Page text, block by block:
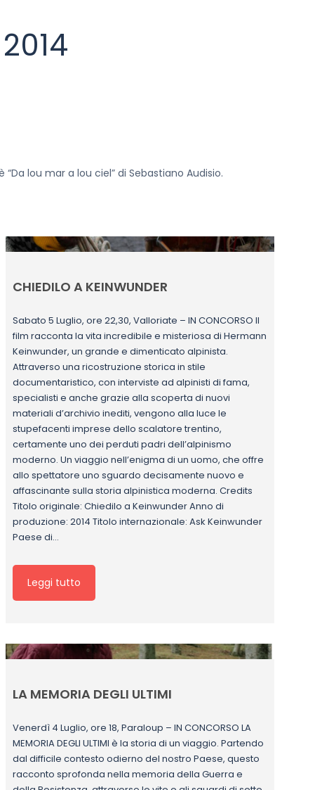
lou mar a lou ciel” di Sebastiano Audisio.
CHIEDILO A KEINWUNDER
Sabato 5 Luglio, ore 22,30, Valloriate – IN CONCORSO Il
film racconta la vita incredibile e misteriosa di Hermann
Keinwunder, un grande e dimenticato alpinista.
Attraverso una ricostruzione storica in stile
documentaristico, con interviste ad alpinisti di fama,
specialisti e anche grazie alla scoperta di nuovi
materiali d’archivio inediti, vengono alla luce le
stupefacenti imprese dello scalatore trentino,
certamente uno dei perduti padri dell’alpinismo
moderno. Un viaggio nell’enigma di un uomo, che offre
allo spettatore uno sguardo decisamente nuovo e
affascinante sulla storia alpinistica moderna. Credits
Titolo originale: Chiedilo a Keinwunder Anno di
produzione: 2014 Titolo internazionale: Ask Keinwunder
Paese di…
Leggi tutto
LA MEMORIA DEGLI ULTIMI
Venerdì 4 Luglio, ore 18, Paraloup – IN CONCORSO LA
MEMORIA DEGLI ULTIMI è la storia di un viaggio. Partendo
dal difficile contesto odierno del nostro Paese, questo
racconto sprofonda nella memoria della Guerra e